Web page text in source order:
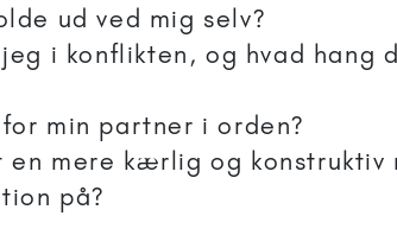
ud ved mig selv?
i konflikten, og hvad hang
min partner i orden?
mere kærlig og konstruktiv
på?